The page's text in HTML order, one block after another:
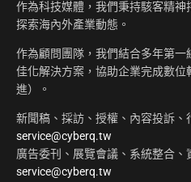
作為科技媒體，我們秉持駭客精神
探索海內外產業動態。
作為顧問團隊，我們結合多年第
佳化解決方案，協助企業完成數
進）。
新聞稿、採訪、授權、內容投訴、
service@cyberq.tw
廣告委刊、展覽會議、系統整合、
service@cyberq.tw